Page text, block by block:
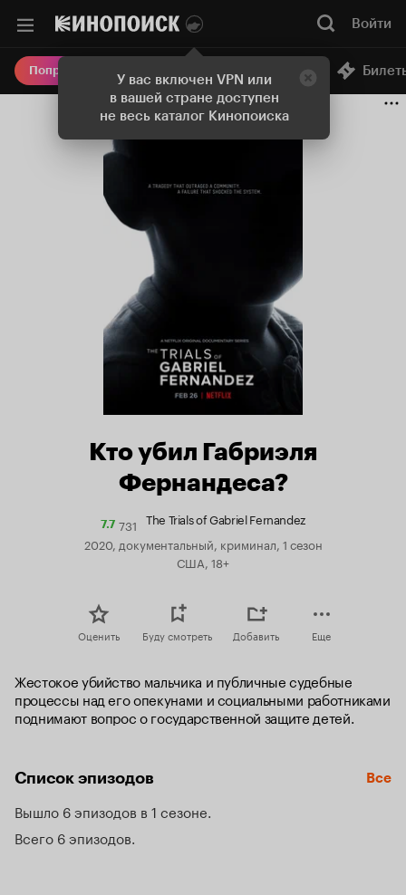
У вас включен VPN или
в вашей стране доступен
не весь каталог Кинопоиска
Войти
Попробовать Плюс Онлайн-кинотеатр
Кто убил Габриэля
Фернандеса?
7.7Рейтинг
Кинопоиска
7.7
731 The Trials of Gabriel Fernandez
2020, документальный, криминал, 1 сезон
США, 18+
Оценить Буду смотреть Добавить Еще
Жестокое убийство мальчика и публичные судебные
процессы над его опекунами и социальными работниками
поднимают вопрос о государственной защите детей.
Список эпизодов Все
Вышло 6 эпизодов в 1 сезоне
Всего 6 эпизодов